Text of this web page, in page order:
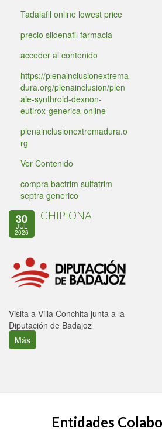
Tadalafil online lowest price
precio sildenafil farmacia
acceder al contenido
https://plenainclusionextrema
dura.org/plenainclusion/plen
aie-synthroid-dexnon-
eutirox-generica-online
plenainclusionextremadura.o
rg
Ver Contenido
compra bactrim sulfatrim
septra generico
30
JUL
2026
CHIPIONA
Visita a Villa Conchita junta a la
Diputación de Badajoz
Más
Entidades